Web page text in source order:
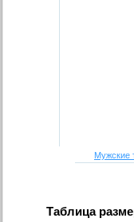
Мужские
Таблица